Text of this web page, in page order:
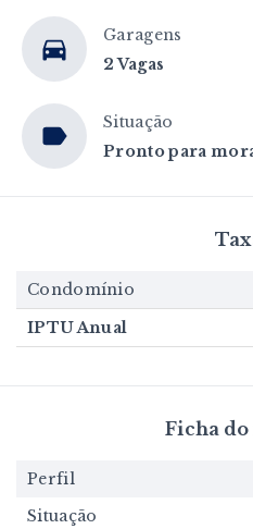
Garagens
2 Vagas
Situação
Pronto para
Condomínio
IPTU Anual
Ficha
Perfil
Situação